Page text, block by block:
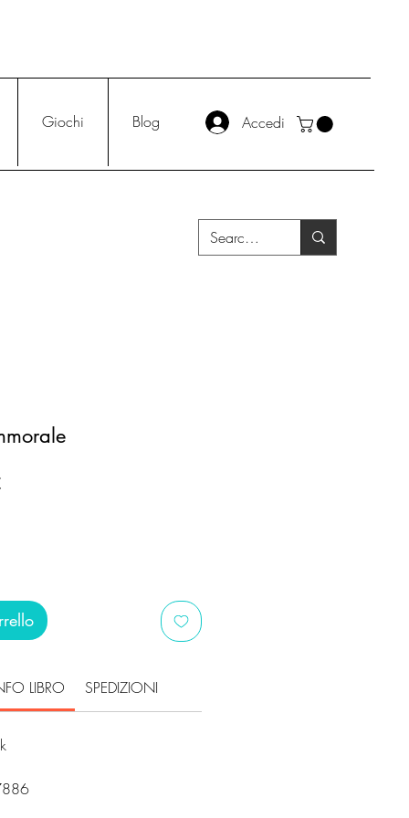
Giochi Blog Accedi
Prezzo
LIBRO SPEDIZIONI